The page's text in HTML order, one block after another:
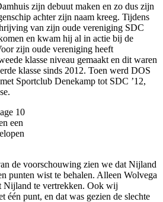
zijn debuut maken en zo dus zijn
achter zijn naam kreeg. Tijdens
van zijn oude vereniging SDC
en kwam hij al in actie bij de
zijn oude vereniging heeft
klasse niveau gemaakt en dit waren
klasse sinds 2012. Toen werd DOS
Sportclub Denekamp tot SDC ’12,
een
de voorschouwing zien we dat Nijland
punten wist te behalen. Alleen Wolvega
Nijland te vertrekken. Ook wij
één punt, en dat was gezien de slechte